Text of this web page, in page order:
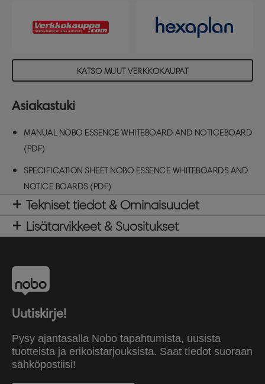
KATSO MUUT VERKKOKAUPAT
Asiakastuki
MANUAL NOBO ESSENCE WHITEBOARD AND NOTICEBOARD
(PDF)
SPECIFICATION SHEET NOBO ESSENCE WHITEBOARDS AND
NOTICE BOARDS (PDF)
Tekniset tiedot & Ominaisuudet
Lisätarvikkeet & Suositukset
Uutiskirje!
Pysy ajantasalla Nobo tapahtumista, uusista
tuotteista ja erikoistarjouksista. Saat tíedot suoraan
sähköpostiisi!